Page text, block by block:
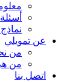
عن تمويلي
من
من
اتصل بنا